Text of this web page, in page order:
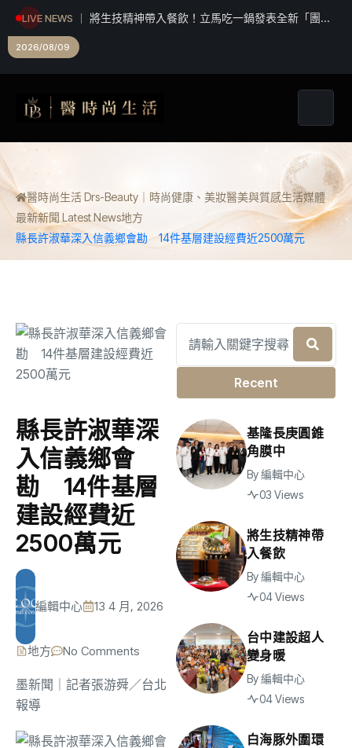
LIVE NEWS
將生技精神帶入餐飲！立馬吃一鍋發表全新「團團
2026/08/09
醫時尚生活 Drs-Beauty｜時尚健康、美妝醫美與質感生活媒體
最新新聞 Latest News地方
縣長許淑華深入信義鄉會勘 14件基層建設經費近2500萬元
縣長許淑華深
入信義鄉會
勘 14件基層
建設經費近
2500萬元
編輯中心 13 4 月, 2026
地方 No Comments
墨新聞 ｜記者張游舜／台北
報導
Recent
基隆長庚圓錐
角膜中
By編輯中心
03 Views
將生技精神帶
入餐飲
By編輯中心
04 Views
台中建設超人
變身暖
By編輯中心
04 Views
白海豚外圍環